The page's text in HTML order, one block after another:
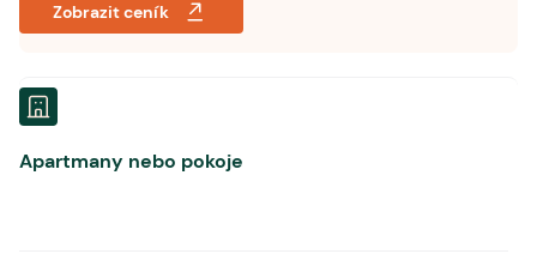
Zobrazit ceník
Apartmany nebo pokoje